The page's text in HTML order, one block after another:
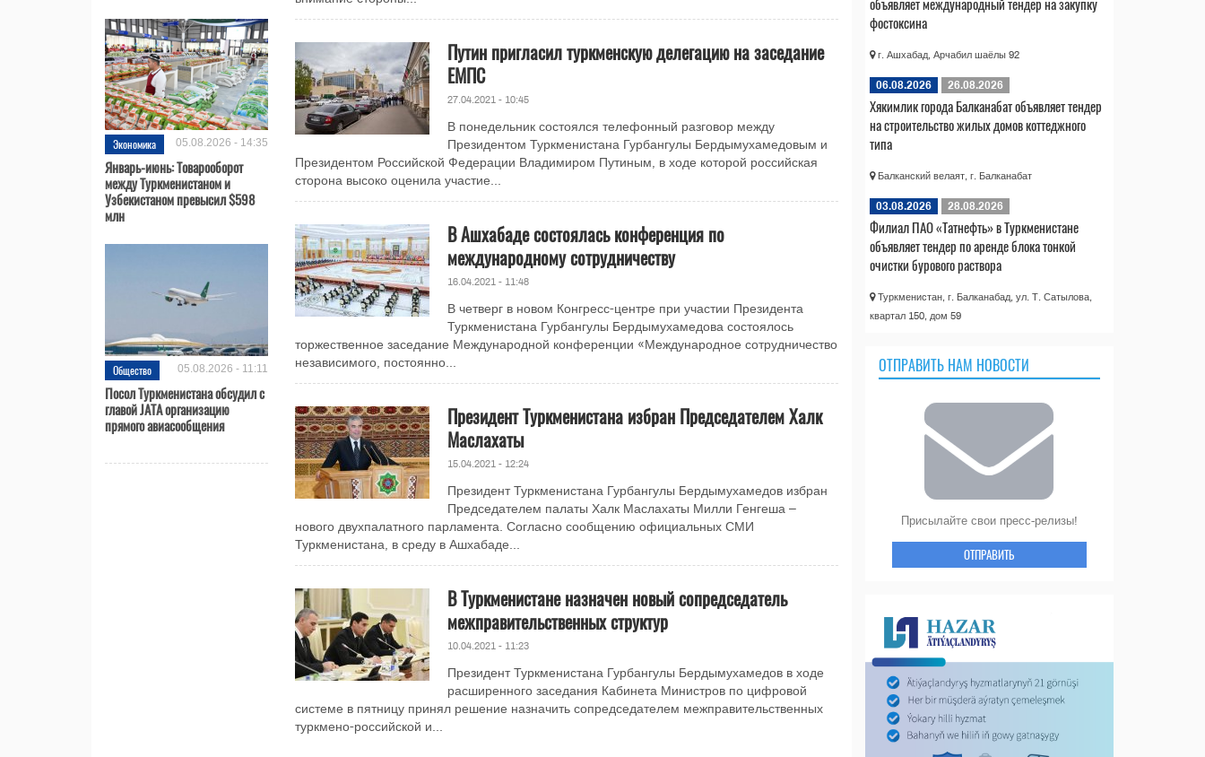
Экономика 05.08.2026 - 14:35
Январь-июнь: Товарооборот
между Туркменистаном и
Узбекистаном превысил $598
млн
Общество 05.08.2026 - 11:11
Посол Туркменистана обсудил с
главой JATA организацию
прямого авиасообщения
Путин пригласил туркменскую делегацию на заседание
ЕМПС
27.04.2021 - 10:45
В понедельник состоялся телефонный разговор между
Президентом Туркменистана Гурбангулы Бердымухамедовым и
Президентом Российской Федерации Владимиром Путиным, в ходе которой российская
сторона высоко оценила участие...
В Ашхабаде состоялась конференция по
международному сотрудничеству
16.04.2021 - 11:48
В четверг в новом Конгресс-центре при участии Президента
Туркменистана Гурбангулы Бердымухамедова состоялось
торжественное заседание Международной конференции «Международное сотрудничество
независимого, постоянно...
Президент Туркменистана избран Председателем Халк
Маслахаты
15.04.2021 - 12:24
Президент Туркменистана Гурбангулы Бердымухамедов избран
Председателем палаты Халк Маслахаты Милли Генгеша –
нового двухпалатного парламента. Согласно сообщению официальных СМИ
Туркменистана, в среду в Ашхабаде...
В Туркменистане назначен новый сопредседатель
межправительственных структур
10.04.2021 - 11:23
Президент Туркменистана Гурбангулы Бердымухамедов в ходе
расширенного заседания Кабинета Министров по цифровой
системе в пятницу принял решение назначить сопредседателем межправительственных
туркмено-российской и...
фостоксина
г. Ашхабад, Арчабил шаёлы 92
06.08.2026 26.08.2026
Хякимлик города Балканабат объявляет тендер
на строительство жилых домов коттеджного
типа
Балканский велаят, г. Балканабат
03.08.2026 28.08.2026
Филиал ПАО «Татнефть» в Туркменистане
объявляет тендер по аренде блока тонкой
очистки бурового раствора
Туркменистан, г. Балканабад, ул. Т. Сатылова,
квартал 150, дом 59
ОТПРАВИТЬ НАМ НОВОСТИ
Присылайте свои пресс-релизы!
ОТПРАВИТЬ